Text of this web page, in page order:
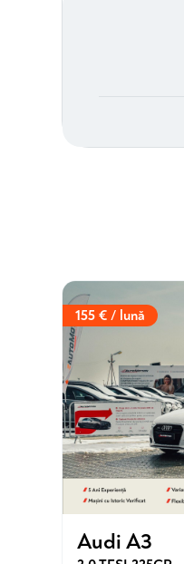
155 € / lună
Audi A3